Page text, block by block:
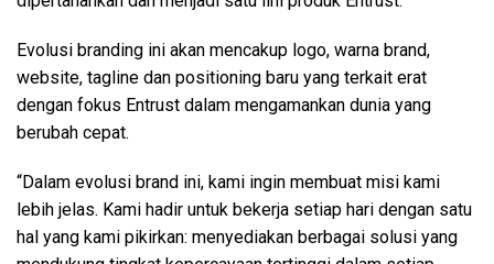
Evolusi branding ini akan mencakup logo, warna brand,
website, tagline dan positioning baru yang terkait erat
dengan fokus Entrust dalam mengamankan dunia yang
berubah cepat.
“Dalam evolusi brand ini, kami ingin membuat misi kami
lebih jelas. Kami hadir untuk bekerja setiap hari dengan satu
hal yang kami pikirkan: menyediakan berbagai solusi yang